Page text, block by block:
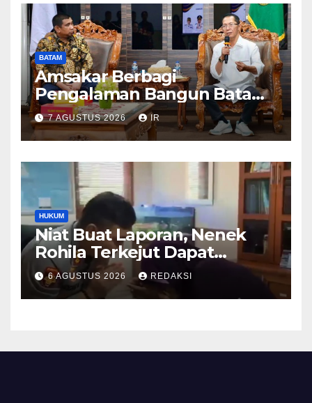
BATAM
Amsakar Berbagi
Pengalaman Bangun Batam,
DPRD Dumai Dalami
Pendidikan hingga Investasi
7 AGUSTUS 2026 IR
HUKUM
Niat Buat Laporan, Nenek
Rohila Terkejut Dapat
Bantuan dari Kabid Propam
Kombes Pol Eddwi
6 AGUSTUS 2026 REDAKSI